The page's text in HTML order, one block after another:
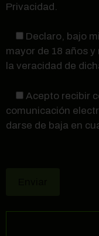
Privacidad.
Declaro, bajo
mayor de 18 años
la veracidad de
Acepto recibir
comunicación
darse de baja en